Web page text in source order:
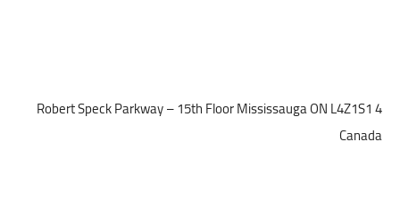
4
Robert Speck Parkway – 15th Floor Mississauga ON L4Z1S1
Canada